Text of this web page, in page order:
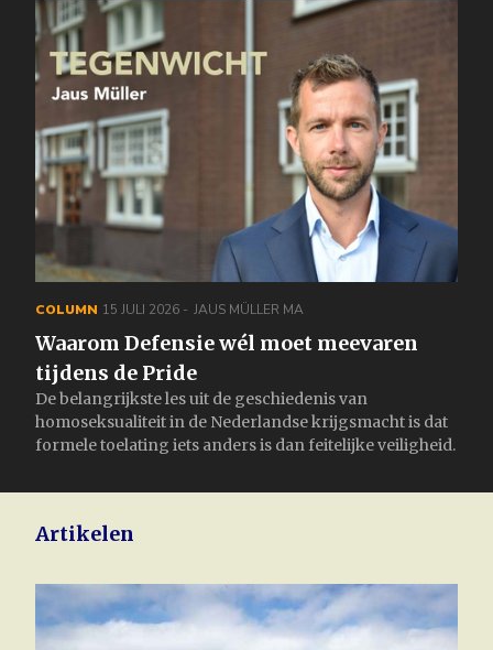
COLUMN 15 JULI 2026 JAUS MÜLLER MA
Waarom Defensie wél moet meevaren
tijdens de Pride
De belangrijkste les uit de geschiedenis van
homoseksualiteit in de Nederlandse krijgsmacht is dat
formele toelating iets anders is dan feitelijke veiligheid.
Artikelen